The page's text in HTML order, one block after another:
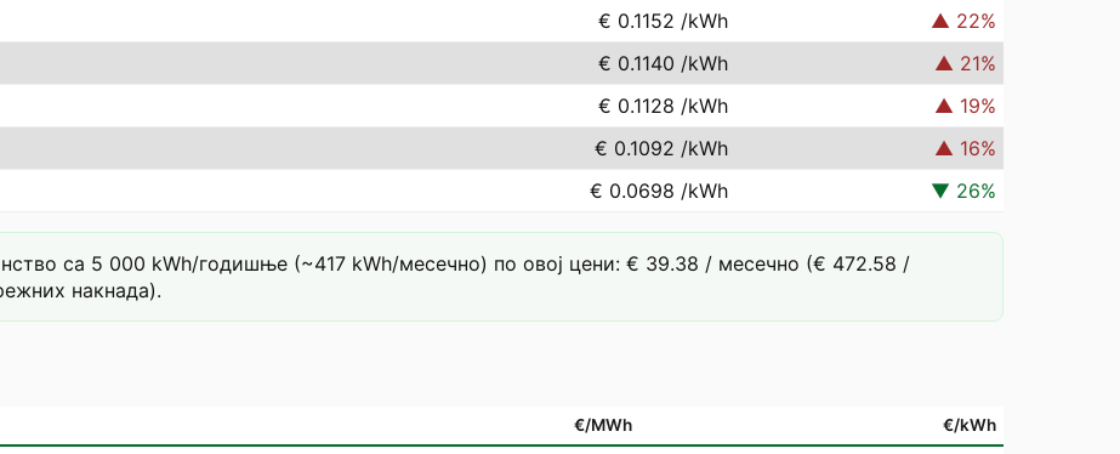
€ 0.1152 /kWh ▲ 22%
€ 0.1140 /kWh ▲ 21%
€ 0.1128 /kWh ▲ 19%
€ 0.1092 /kWh ▲ 16%
€ 0.0698 /kWh ▼ 26%
са 5 000 kWh/годишње (~417 kWh/месечно) по овој цени: € 39.38 / месечно (€ 472.58 /
накнада).
€/MWh €/kWh